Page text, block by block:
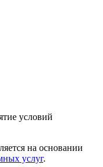
условий
на основании
услуг.